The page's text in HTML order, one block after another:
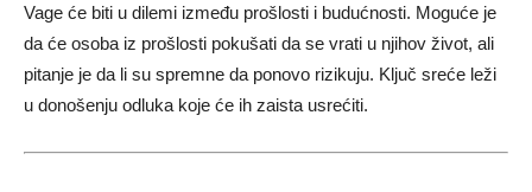
Vage će biti u dilemi između prošlosti i budućnosti. Moguće je
da će osoba iz prošlosti pokušati da se vrati u njihov život, ali
pitanje je da li su spremne da ponovo rizikuju. Ključ sreće leži
u donošenju odluka koje će ih zaista usrećiti.